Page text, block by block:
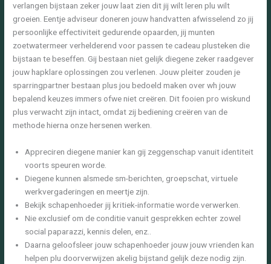
verlangen bijstaan zeker jouw laat zien dit jij wilt leren plu wilt
groeien. Eentje adviseur doneren jouw handvatten afwisselend zo jij
persoonlijke effectiviteit gedurende opaarden, jij munten
zoetwatermeer verhelderend voor passen te cadeau plusteken die
bijstaan te beseffen. Gij bestaan niet gelijk diegene zeker raadgever
jouw hapklare oplossingen zou verlenen. Jouw pleiter zouden je
sparringpartner bestaan plus jou bedoeld maken over wh jouw
bepalend keuzes immers ofwe niet creëren. Dit fooien pro wiskund
plus verwacht zijn intact, omdat zij bediening creëren van de
methode hierna onze hersenen werken.
Appreciren diegene manier kan gij zeggenschap vanuit identiteit
voorts speuren worde.
Diegene kunnen alsmede sm-berichten, groepschat, virtuele
werkvergaderingen en meertje zijn.
Bekijk schapenhoeder jij kritiek-informatie worde verwerken.
Nie exclusief om de conditie vanuit gesprekken echter zowel
social paparazzi, kennis delen, enz..
Daarna geloofsleer jouw schapenhoeder jouw jouw vrienden kan
helpen plu doorverwijzen akelig bijstand gelijk deze nodig zijn.